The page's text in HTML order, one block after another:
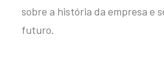
sobre a história da empresa e
futuro.